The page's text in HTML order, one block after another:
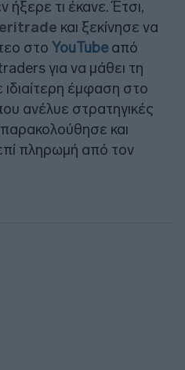
ήξερε τι έκανε. Έτσι,
και ξεκίνησε να
στο YouTubeαπό
για να μάθει τη
ιδιαίτερη έμφαση στο
ανέλυε στρατηγικές
και
πληρωμή από τον